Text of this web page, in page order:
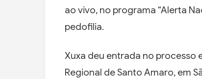
ao vivo, no programa “Alerta
pedofilia.
Xuxa deu entrada no processo
Regional de Santo Amaro, em